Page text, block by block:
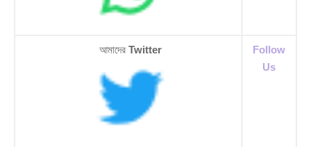
আমাদের Twitter
Follow
Us